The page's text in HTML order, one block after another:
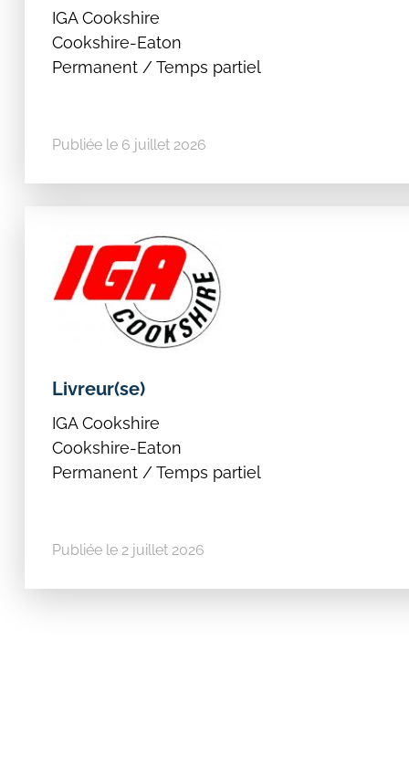
IGA Cookshire
Cookshire-Eaton
Permanent / Temps partiel
Publiée le 6 juillet 2026
Livreur(se)
IGA Cookshire
Cookshire-Eaton
Permanent / Temps partiel
Publiée le 2 juillet 2026
Rechercher: